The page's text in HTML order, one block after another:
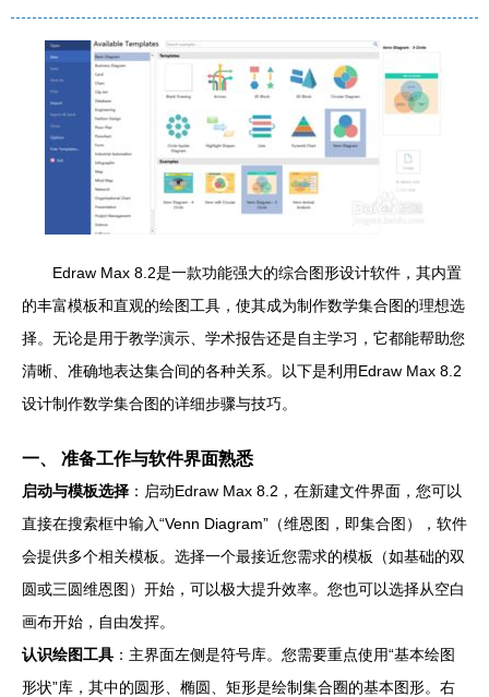
Edraw Max 8.2是一款功能强大的综合图形设计软件，其内置
的丰富模板和直观的绘图工具，使其成为制作数学集合图的理想选
择。无论是用于教学演示、学术报告还是自主学习，它都能帮助您
清晰、准确地表达集合间的各种关系。以下是利用Edraw Max 8.2
设计制作数学集合图的详细步骤与技巧。
一、 准备工作与软件界面熟悉
启动与模板选择 ：启动Edraw Max 8.2，在新建文件界面，您可以
直接在搜索框中输入“Venn Diagram”（维恩图，即集合图），软件
会提供多个相关模板。选择一个最接近您需求的模板（如基础的双
圆或三圆维恩图）开始，可以极大提升效率。您也可以选择从空白
画布开始，自由发挥。
认识绘图工具 ：主界面左侧是符号库。您需要重点使用“基本绘图
形状”库，其中的圆形、椭圆、矩形是绘制集合圈的基本图形。右